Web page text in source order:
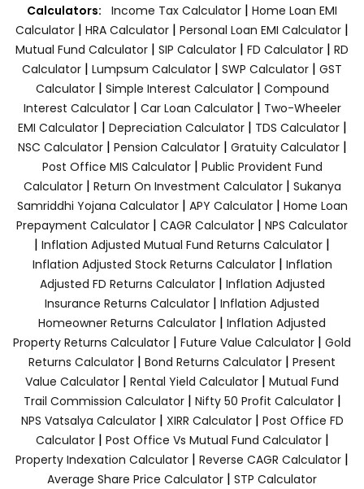
Calculators: Income Tax Calculator | Home Loan EMI
Calculator | HRA Calculator | Personal Loan EMI Calculator |
Mutual Fund Calculator | SIP Calculator | FD Calculator | RD
Calculator | Lumpsum Calculator | SWP Calculator | GST
Calculator| Simple Interest Calculator| Compound
Interest Calculator| Car Loan Calculator| Two-Wheeler
EMI Calculator| Depreciation Calculator| TDS Calculator|
NSC Calculator| Pension Calculator| Gratuity Calculator|
Post Office MIS Calculator| Public Provident Fund
Calculator| Return On Investment Calculator| Sukanya
Samriddhi Yojana Calculator| APY Calculator| Home Loan
Prepayment Calculator | CAGR Calculator | NPS Calculator
| Inflation Adjusted Mutual Fund Returns Calculator |
Inflation Adjusted Stock Returns Calculator| Inflation
Adjusted FD Returns Calculator| Inflation Adjusted
Insurance Returns Calculator | Inflation Adjusted
Homeowner Returns Calculator | Inflation Adjusted
Property Returns Calculator | Future Value Calculator | Gold
Returns Calculator | Bond Returns Calculator | Present
Value Calculator | Rental Yield Calculator | Mutual Fund
Trail Commission Calculator| Nifty 50 Profit Calculator|
NPS Vatsalya Calculator| XIRR Calculator| Post Office FD
Calculator| Post Office Vs Mutual Fund Calculator|
Property Indexation Calculator | Reverse CAGR Calculator |
Average Share Price Calculator | STP Calculator